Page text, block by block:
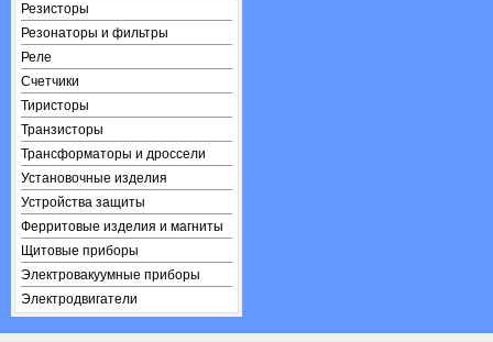
Резисторы
Резонаторы и фильтры
Реле
Счетчики
Тиристоры
Транзисторы
Трансформаторы и дроссели
Установочные изделия
Устройства защиты
Ферритовые изделия и магниты
Щитовые приборы
Электровакуумные приборы
Электродвигатели